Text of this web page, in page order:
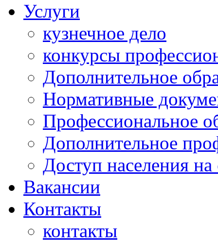
Услуги
кузнечное дело
конкурсы
Дополнительное
Нормативные
Профессиональное
Дополнительное
Доступ населения
Вакансии
Контакты
контакты